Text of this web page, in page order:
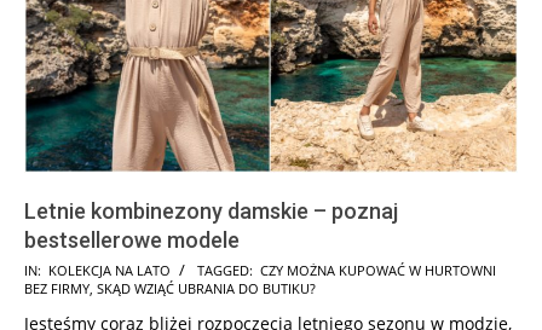
Letnie kombinezony damskie – poznaj
bestsellerowe modele
2025-
07-
IN: KOLEKCJA NA LATO TAGGED: CZY MOŻNA KUPOWAĆ W HURTOWNI
BEZ FIRMY, SKĄD WZIĄĆ UBRANIA DO BUTIKU?
Jesteśmy coraz bliżej rozpoczęcia letniego sezonu w modzie,